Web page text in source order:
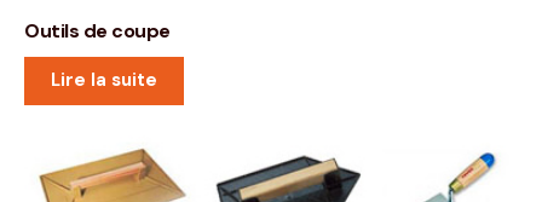
Outils de coupe
Lire la suite